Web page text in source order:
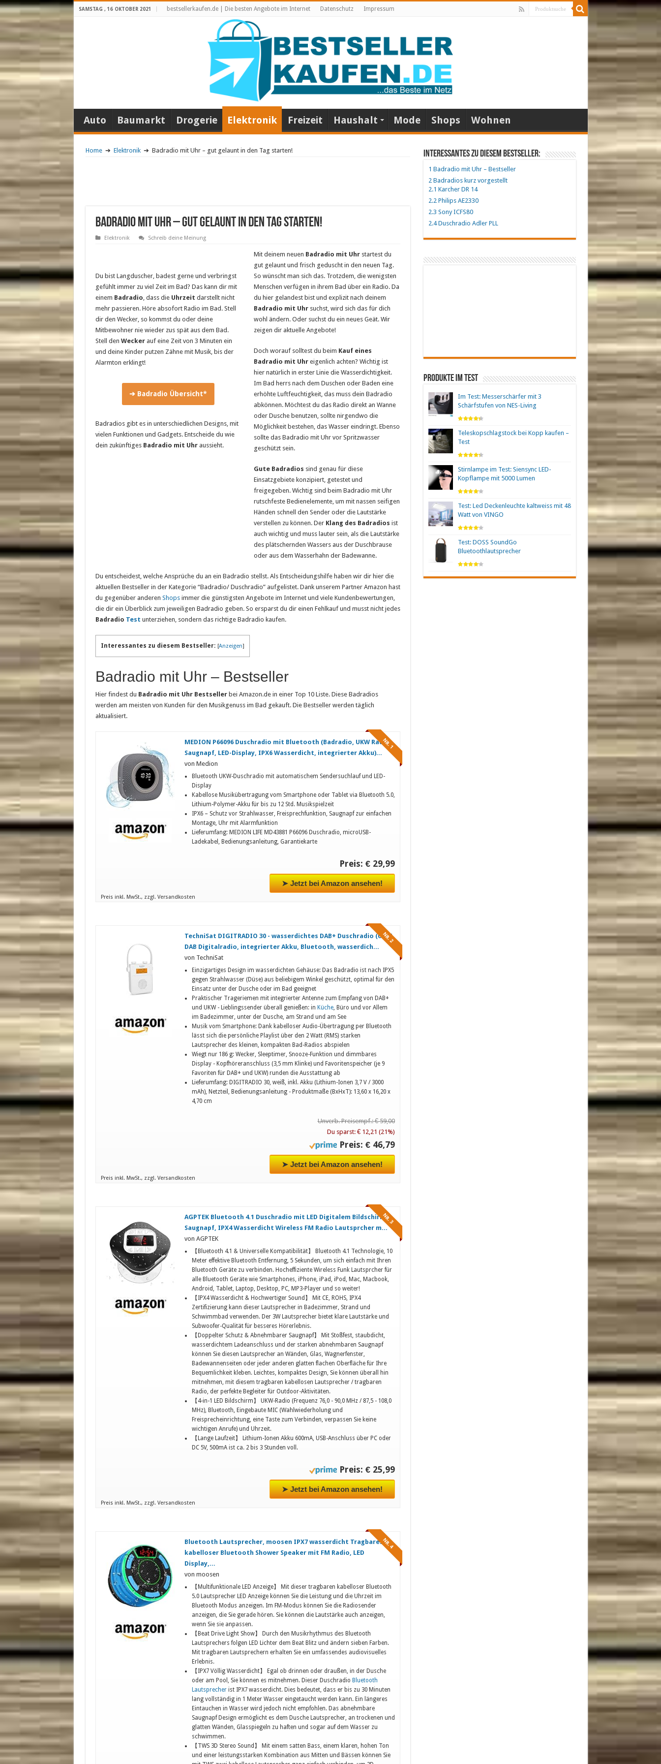
SAMSTAG , 16 OKTOBER 2021 bestsellerkaufen.de | Die besten Angebote im Internet Datenschutz Impressum
Auto Baumarkt Drogerie Elektronik Freizeit Haushalt Mode Shops Wohnen
Home ➔ Elektronik ➔ Badradio mit Uhr – gut gelaunt in den Tag starten!
Badradio mit Uhr – gut gelaunt in den Tag starten!
Elektronik Schreib deine Meinung
Du bist Langduscher, badest gerne und verbringst
gefühlt immer zu viel Zeit im Bad? Das kann dir mit
einem Badradio, dass die Uhrzeit darstellt nicht
mehr passieren. Höre absofort Radio im Bad. Stell
dir den Wecker, so kommst du oder deine
Mitbewohner nie wieder zus spät aus dem Bad.
Stell den Weckerauf eine Zeit von 3 Minuten ein
und deine Kinder putzen Zähne mit Musik, bis der
Alarmton erklingt!
➔ Badradio Übersicht*
Badradios gibt es in unterschiedlichen Designs, mit
vielen Funktionen und Gadgets. Entscheide du wie
dein zukünftiges Badradio mit Uhraussieht.
Mit deinem neuen Badradio mit Uhrstartest du
gut gelaunt und frisch geduscht in den neuen Tag.
So wünscht man sich das. Trotzdem, die wenigsten
Menschen verfügen in ihrem Bad über ein Radio. Da
du hier gelandest bist und explizit nach deinem
Badradio mit Uhrsuchst, wird sich das für dich
wohl ändern. Oder suchst du ein neues Geät. Wir
zeigen dir aktuelle Angebote!
Doch worauf solltest du beim Kauf eines
Badradio mit Uhreigenlich achten? Wichtig ist
hier natürlich in erster Linie die Wasserdichtigkeit.
Im Bad herrs nach dem Duschen oder Baden eine
erhöhte Luftfeuchtigkeit, das muss dein Badradio
abkönnen. Möchtest du das Radio direkt an Wanne
oder Dusche benutzen, sollte nirgendwo die
Möglichkeit bestehen, das Wasser eindringt. Ebenso
sollte das Badradio mit Uhr vor Spritzwasser
geschützt sein.
Gute Badradios sind genau für diese
Einsatzgebiete konzipiert, getestet und
freigegeben. Wichtig sind beim Badradio mit Uhr
rutschfeste Bedienelemente, um mit nassen seifigen
Händen schnell den Sender oder die Lautstärke
verstellen zu können. Der Klang des Badradios ist
auch wichtig und muss lauter sein, als die Lautstärke
des plätschernden Wassers aus der Duschbrause
oder aus dem Wasserhahn der Badewanne.
Du entscheidest, welche Ansprüche du an ein Badradio stellst. Als Entscheidungshilfe haben wir dir hier die
aktuellen Bestseller in der Kategorie “Badradio/ Duschradio” aufgelistet. Dank unserem Partner Amazon hast
du gegenüber anderen Shopsimmer die günstigsten Angebote im Internet und viele Kundenbewertungen,
die dir ein Überblick zum jeweiligen Badradio geben. So ersparst du dir einen Fehlkauf und musst nicht jedes
Badradio Test unterziehen, sondern das richtige Badradio kaufen.
Interessantes zu diesem Bestseller: [Anzeigen]
Badradio mit Uhr – Bestseller
Hier findest du Badradio mit Uhr Bestsellerbei Amazon.de in einer Top 10 Liste. Diese Badradios
werden am meisten von Kunden für den Musikgenuss im Bad gekauft. Die Bestseller werden täglich
aktualisiert.
NR. 1
MEDION P66096 Duschradio mit Bluetooth (Badradio, UKW Radio,
Saugnapf, LED-Display, IPX6 Wasserdicht, integrierter Akku)...
von Medion
Bluetooth UKW-Duschradio mit automatischem Sendersuchlauf und LED-
Display
Kabellose Musikübertragung vom Smartphone oder Tablet via Bluetooth 5.0,
Lithium-Polymer-Akku für bis zu 12 Std. Musikspielzeit
IPX6 – Schutz vor Strahlwasser, Freisprechfunktion, Saugnapf zur einfachen
Montage, Uhr mit Alarmfunktion
Lieferumfang: MEDION LIFE MD43881 P66096 Duschradio, microUSB-
Ladekabel, Bedienungsanleitung, Garantiekarte
Preis: € 29,99
➤ Jetzt bei Amazon ansehen!
Preis inkl. MwSt., zzgl. Versandkosten
NR. 2
TechniSat DIGITRADIO 30 - wasserdichtes DAB+ Duschradio (UKW,
DAB Digitalradio, integrierter Akku, Bluetooth, wasserdich...
von TechniSat
Einzigartiges Design im wasserdichten Gehäuse: Das Badradio ist nach IPX5
gegen Strahlwasser (Düse) aus beliebigem Winkel geschützt, optimal für den
Einsatz unter der Dusche oder im Bad geeignet
Praktischer Trageriemen mit integrierter Antenne zum Empfang von DAB+
und UKW - Lieblingssender überall genießen: in Küche, Büro und vor Allem
im Badezimmer, unter der Dusche, am Strand und am See
Musik vom Smartphone: Dank kabelloser Audio-Übertragung per Bluetooth
lässt sich die persönliche Playlist über den 2 Watt (RMS) starken
Lautsprecher des kleinen, kompakten Bad-Radios abspielen
Wiegt nur 186 g: Wecker, Sleeptimer, Snooze-Funktion und dimmbares
Display - Kopfhöreranschluss (3,5 mm Klinke) und Favoritenspeicher (je 9
Favoriten für DAB+ und UKW) runden die Ausstattung ab
Lieferumfang: DIGITRADIO 30, weiß, inkl. Akku (Lithium-Ionen 3,7 V / 3000
mAh), Netzteil, Bedienungsanleitung - Produktmaße (BxHxT): 13,60 x 16,20 x
4,70 cm
Unverb. Preisempf.: € 59,00
Du sparst: € 12,21 (21%)
Preis: € 46,79
➤ Jetzt bei Amazon ansehen!
Preis inkl. MwSt., zzgl. Versandkosten
NR. 3
AGPTEK Bluetooth 4.1 Duschradio mit LED Digitalem Bildschirm,
Saugnapf, IPX4 Wasserdicht Wireless FM Radio Lautsprcher m...
von AGPTEK
【Bluetooth 4.1 & Universelle Kompatibilität】 Bluetooth 4.1 Technologie, 10
Meter effektive Bluetooth Entfernung, 5 Sekunden, um sich einfach mit Ihren
Bluetooth Geräte zu verbinden. Hocheffiziente Wireless Funk Lautsprcher für
alle Bluetooth Geräte wie Smartphones, iPhone, iPad, iPod, Mac, Macbook,
Android, Tablet, Laptop, Desktop, PC, MP3-Player und so weiter!
【IPX4 Wasserdicht & Hochwertiger Sound】 Mit CE, ROHS, IPX4
Zertifizierung kann dieser Lautsprecher in Badezimmer, Strand und
Schwimmbad verwenden. Der 3W Lautsprecher bietet klare Lautstärke und
Subwoofer-Qualität für besseres Hörerlebnis.
【Doppelter Schutz & Abnehmbarer Saugnapf】 Mit Stoßfest, staubdicht,
wasserdichtem Ladeanschluss und der starken abnehmbaren Saugnapf
können Sie diesen Lautsprecher an Wänden, Glas, Wagnerfenster,
Badewannenseiten oder jeder anderen glatten flachen Oberfläche für Ihre
Bequemlichkeit kleben. Leichtes, kompaktes Design, Sie können überall hin
mitnehmen, mit diesem tragbaren kabellosen Lautsprecher / tragbaren
Radio, der perfekte Begleiter für Outdoor-Aktivitäten.
【4-in-1 LED Bildschirm】 UKW-Radio (Frequenz 76,0 - 90,0 MHz / 87,5 - 108,0
MHz), Bluetooth, Eingebaute MIC (Wahlwiederholung und
Freisprecheinrichtung, eine Taste zum Verbinden, verpassen Sie keine
wichtigen Anrufe) und Uhrzeit.
【Lange Laufzeit】 Lithium-Ionen Akku 600mA, USB-Anschluss über PC oder
DC 5V, 500mA ist ca. 2 bis 3 Stunden voll.
Preis: € 25,99
➤ Jetzt bei Amazon ansehen!
Preis inkl. MwSt., zzgl. Versandkosten
NR. 4
Bluetooth Lautsprecher, moosen IPX7 wasserdicht Tragbares
kabelloser Bluetooth Shower Speaker mit FM Radio, LED
Display,...
von moosen
【Multifunktionale LED Anzeige】 Mit dieser tragbaren kabelloser Bluetooth
5.0 Lautsprecher LED Anzeige können Sie die Leistung und die Uhrzeit im
Bluetooth Modus anzeigen. Im FM-Modus können Sie die Radiosender
anzeigen, die Sie gerade hören. Sie können die Lautstärke auch anzeigen,
wenn Sie sie anpassen.
【Beat Drive Light Show】 Durch den Musikrhythmus des Bluetooth
Lautsprechers folgen LED Lichter dem Beat Blitz und ändern sieben Farben.
Mit tragbaren Lautsprechern erhalten Sie ein umfassendes audiovisuelles
Erlebnis.
【IPX7 Völlig Wasserdicht】 Egal ob drinnen oder draußen, in der Dusche
oder am Pool, Sie können es mitnehmen. Dieser Duschradio Bluetooth
Lautsprecherist IPX7 wasserdicht. Dies bedeutet, dass er bis zu 30 Minuten
lang vollständig in 1 Meter Wasser eingetaucht werden kann. Ein längeres
Eintauchen in Wasser wird jedoch nicht empfohlen. Das abnehmbare
Saugnapf Design ermöglicht es dem Dusche Lautsprecher, an trockenen und
glatten Wänden, Glasspiegeln zu haften und sogar auf dem Wasser zu
schwimmen.
【TWS 3D Stereo Sound】 Mit einem satten Bass, einem klaren, hohen Ton
und einer leistungsstarken Kombination aus Mitten und Bässen können Sie
Interessantes zu diesem Bestseller:
1 Badradio mit Uhr – Bestseller
2Badradios kurz vorgestellt
2.1 Karcher DR 14
2.2Philips AE2330
2.3 Sony ICFS80
2.4Duschradio Adler PLL
Produkte im Test
Im Test: Messerschärfer mit 3
Schärfstufen von NES-Living
Teleskopschlagstock bei Kopp kaufen –
Test
Stirnlampe im Test: Siensync LED-
Kopflampe mit 5000 Lumen
Test: Led Deckenleuchte kaltweiss mit 48
Watt von VINGO
Test: DOSS SoundGo
Bluetoothlautsprecher